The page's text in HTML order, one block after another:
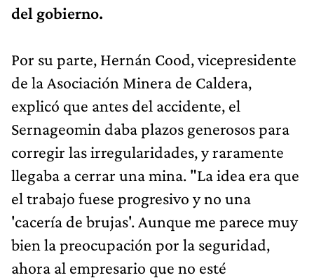
del gobierno.
Por su parte, Hernán Cood, vicepresidente
de la Asociación Minera de Caldera,
explicó que antes del accidente, el
Sernageomin daba plazos generosos para
corregir las irregularidades, y raramente
llegaba a cerrar una mina. "La idea era que
el trabajo fuese progresivo y no una
'cacería de brujas'. Aunque me parece muy
bien la preocupación por la seguridad,
ahora al empresario que no esté